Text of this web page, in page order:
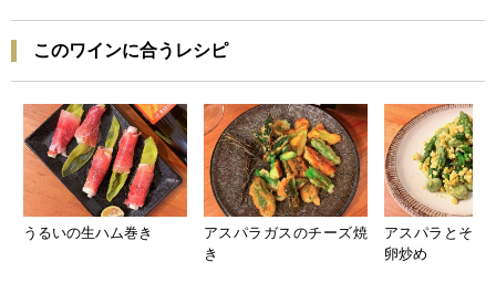
このワインに合うレシピ
うるいの生ハム巻き
アスパラガスのチーズ焼
き
アスパラとそら
卵炒め